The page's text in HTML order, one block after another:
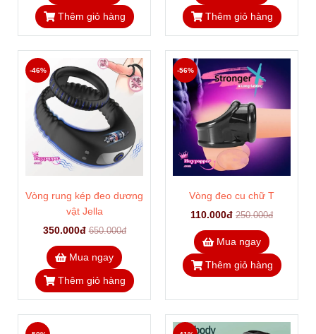
Thêm giỏ hàng Thêm giỏ hàng
Vòng rung kép đeo dương
vật Jella
350.000đ 650.000đ
-46%
Mua ngay
Thêm giỏ hàng
Vòng đeo cu chữ T
110.000đ 250.000đ
-56%
Mua ngay
Thêm giỏ hàng